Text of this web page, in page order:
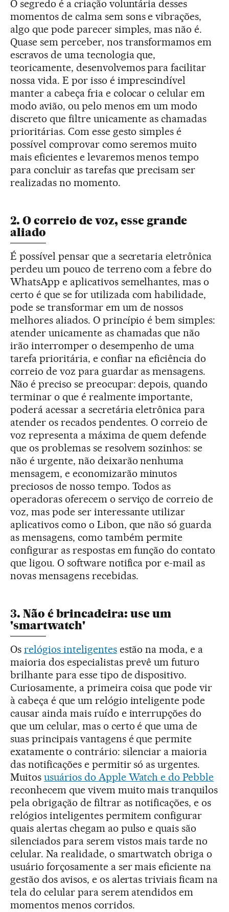
O segredo é a criação voluntária desses
momentos de calma sem sons e vibrações,
algo que pode parecer simples, mas não é.
Quase sem perceber, nos transformamos em
escravos de uma tecnologia que,
teoricamente, desenvolvemos para facilitar
nossa vida. E por isso é imprescindível
manter a cabeça fria e colocar o celular em
modo avião, ou pelo menos em um modo
discreto que filtre unicamente as chamadas
prioritárias. Com esse gesto simples é
possível comprovar como seremos muito
mais eficientes e levaremos menos tempo
para concluir as tarefas que precisam ser
realizadas no momento.
2. O correio de voz, esse grande
aliado
É possível pensar que a secretaria eletrônica
perdeu um pouco de terreno com a febre do
WhatsApp e aplicativos semelhantes, mas o
certo é que se for utilizada com habilidade,
pode se transformar em um de nossos
melhores aliados. O princípio é bem simples:
atender unicamente as chamadas que não
irão interromper o desempenho de uma
tarefa prioritária, e confiar na eficiência do
correio de voz para guardar as mensagens.
Não é preciso se preocupar: depois, quando
terminar o que é realmente importante,
poderá acessar a secretária eletrônica para
atender os recados pendentes. O correio de
voz representa a máxima de quem defende
que os problemas se resolvem sozinhos: se
não é urgente, não deixarão nenhuma
mensagem, e economizarão minutos
preciosos de nosso tempo. Todos as
operadoras oferecem o serviço de correio de
voz, mas pode ser interessante utilizar
aplicativos como o Libon, que não só guarda
as mensagens, como também permite
configurar as respostas em função do contato
que ligou. O software notifica por e-mail as
novas mensagens recebidas.
3. Não é brincadeira: use um
'smartwatch'
Os relógios inteligentesestão na moda, e a
maioria dos especialistas prevê um futuro
brilhante para esse tipo de dispositivo.
Curiosamente, a primeira coisa que pode vir
à cabeça é que um relógio inteligente pode
causar ainda mais ruído e interrupções do
que um celular, mas o certo é que uma de
suas principais vantagens é que permite
exatamente o contrário: silenciar a maioria
das notificações e permitir só as urgentes.
Muitos usuários do Apple Watch e do Pebble
reconhecem que vivem muito mais tranquilos
pela obrigação de filtrar as notificações, e os
relógios inteligentes permitem configurar
quais alertas chegam ao pulso e quais são
silenciados para serem vistos mais tarde no
celular. Na realidade, o smartwatch obriga o
usuário forçosamente a ser mais eficiente na
gestão dos avisos, e os alertas triviais ficam na
tela do celular para serem atendidos em
momentos menos corridos.